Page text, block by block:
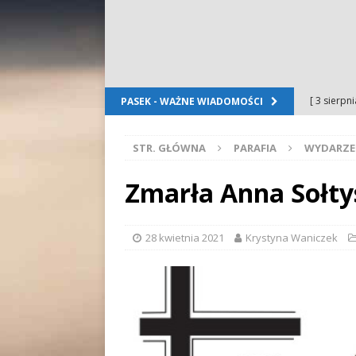
PASEK - WAŻNE WIADOMOŚCI [ 3
[ 2
[ 2
[ 2
STR. GŁÓWNA PARAFIA
Zmarła Anna
28 kwietnia 2021 Krystyna Waniczek